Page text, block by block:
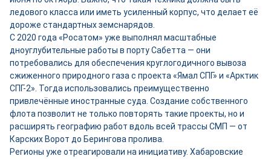
ледового класса или иметь усиленный корпус, что делает её
дороже стандартных земснарядов.
С 2020 года «Росатом» уже выполнял масштабные
дноуглубительные работы в порту Сабетта — они
потребовались для обеспечения круглогодичного вывоза
сжиженного природного газа с проекта «Ямал СПГ» и «Арктик
СПГ-2». Тогда использовались преимущественно
привлечённые иностранные суда. Создание собственного
флота позволит не только повторять такие проекты, но и
расширять географию работ вдоль всей трассы СМП — от
Карских Ворот до Берингова пролива.
Регионы уже отреагировали на инициативу. Хабаровские